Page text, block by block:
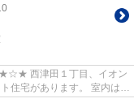
イオン
住宅があります。 室内は１